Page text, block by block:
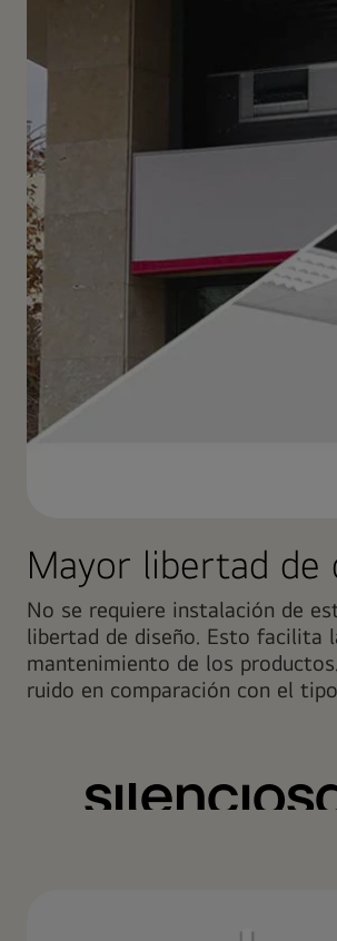
Mayor libertad de
No se requiere instalación de
libertad de diseño. Esto facilita
mantenimiento de los
ruido en comparación con el